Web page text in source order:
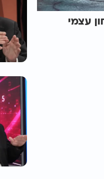
עצמי